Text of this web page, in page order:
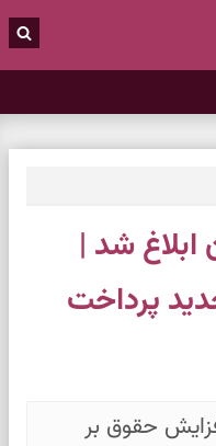
ابلاغ شد |
پرداخت
حقوق بر